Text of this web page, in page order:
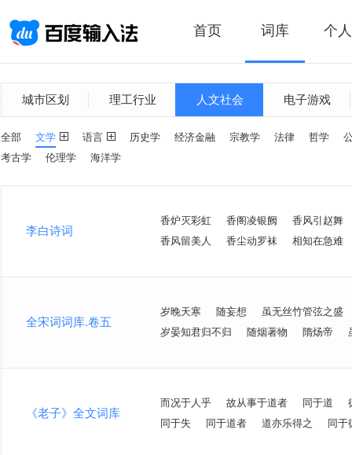
首页 词库 个
城市区划 理工行业 人文社会 电子游戏
全部 文学 语言 历史学 经济金融 宗教学 法律 哲学
考古学
伦理学 海洋学
李白诗词
香炉灭彩虹 香阁凌银阙
香风引赵舞
香风留美人
香尘动罗袜 相知在急难
全宋词词库.卷五
岁晚天寒 随妄想
虽无丝竹管弦之盛
岁晏知君归不归
随烟著物 隋炀帝
《老子》全文词库
而况于人乎 故从事于道者 同于道
同于失
同于道者 道亦乐得之 同于